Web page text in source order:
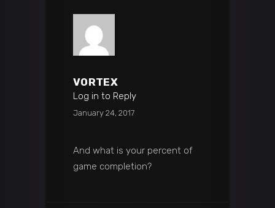
VORTEX
Log in to Reply
January 24, 2017
And what is your percent of
game completion?